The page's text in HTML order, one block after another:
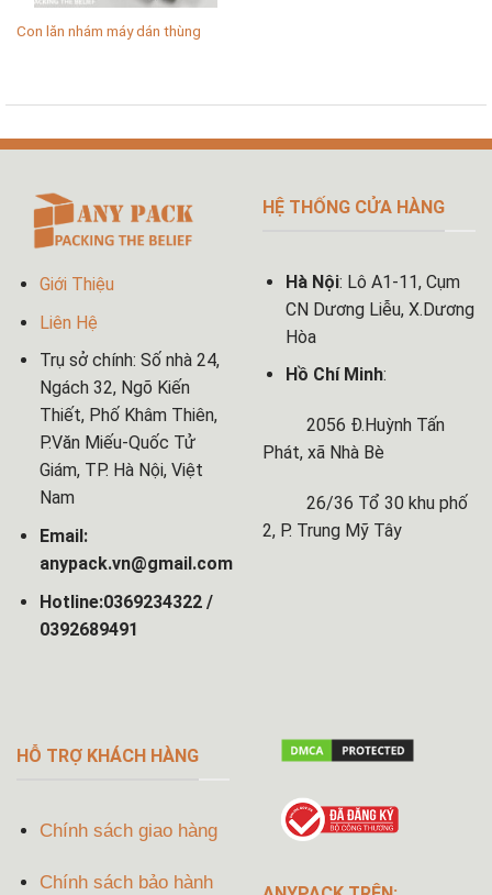
Con lăn nhám máy dán thùng
Giới Thiệu
Liên Hệ
Trụ sở chính: Số nhà 24,
Ngách 32, Ngõ Kiến
Thiết, Phố Khâm Thiên,
P.Văn Miếu-Quốc Tử
Giám, TP. Hà Nội, Việt
Nam
Email:
anypack.vn@gmail.com
Hotline:0369234322 /
0392689491
HỆ THỐNG CỬA HÀNG
Hà Nội: Lô A1-11, Cụm
CN Dương Liễu, X.Dương
Hòa
Hồ Chí Minh:
2056 Đ.Huỳnh Tấn
Phát, xã Nhà Bè
26/36 Tổ 30 khu phố
2, P. Trung Mỹ Tây
HỖ TRỢ KHÁCH HÀNG
Chính sách giao hàng
Chính sách bảo hành